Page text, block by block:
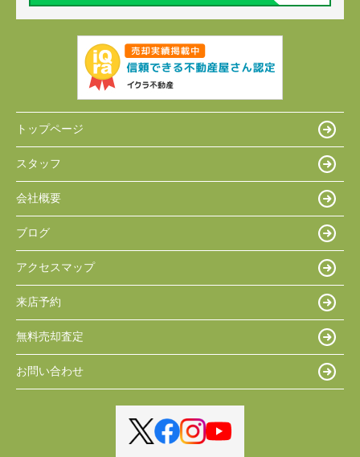
トップページ
スタッフ
会社概要
ブログ
アクセスマップ
来店予約
無料売却査定
お問い合わせ